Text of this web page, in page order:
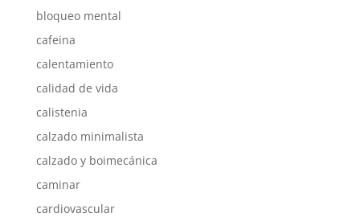
bloqueo mental
cafeina
calentamiento
calidad de vida
calistenia
calzado minimalista
calzado y boimecánica
caminar
cardiovascular